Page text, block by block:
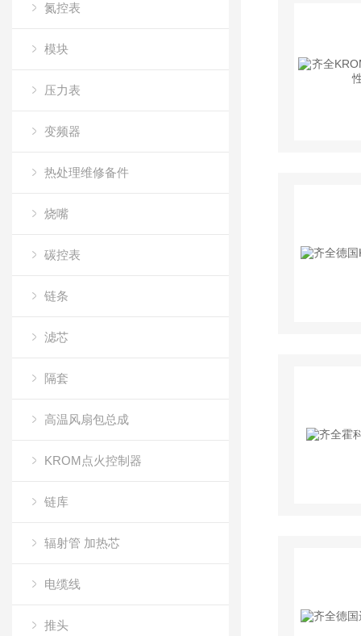
氮控表
模块
压力表
变频器
热处理维修备件
烧嘴
碳控表
链条
滤芯
隔套
高温风扇包总成
KROM点火控制器
链库
辐射管 加热芯
电缆线
推头